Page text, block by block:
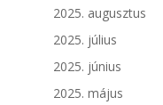
2025. augusztus
2025. július
2025. június
2025. május